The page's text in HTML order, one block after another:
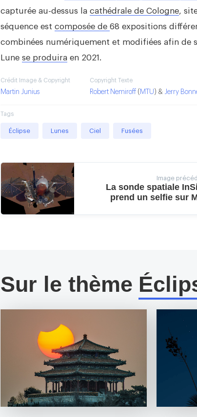
capturée au-dessus la cathédrale de Cologne,
séquence est composée de 68 expositions
combinées numériquement et modifiées afin
Lune se produira en 2021.
Crédit Image & Copyright
Martin Junius
Copyright Texte
Robert Nemiroff ( MTU ) & Jerry
Tags
Éclipse Lunes Ciel Fusées
Image
La sonde spatiale
prend un selfie sur
Sur le thème